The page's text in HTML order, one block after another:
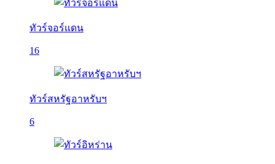
ทัวร์จอร์แดน
16
ทัวร์สหรัฐอาหรับฯ
6